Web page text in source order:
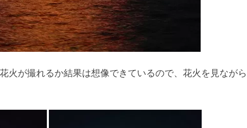
火が撮れるか結果は想像できているので、花火を見ながら